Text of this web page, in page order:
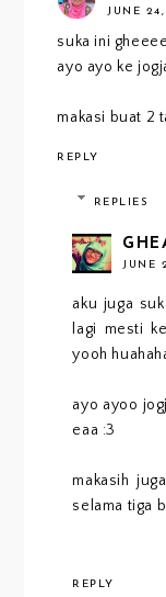
JUNE
suka ini
ayo ayo ke
makasi buat 2
REPLY
REPLIES
JUNE
aku juga
lagi mesti
yooh
ayo ayoo
eaa :3
makasih
selama tiga
REPLY